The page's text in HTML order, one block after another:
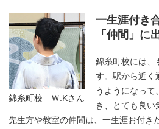
錦糸町校 Ｗ.Kさん
一生涯付き
「仲間」に
錦糸町校には、
す。駅から近く
うようになって
き、とても良い
先生方や教室の仲間は、一生涯お付き